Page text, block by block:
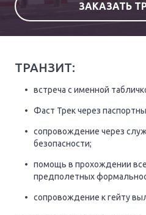
ЗАКАЗАТЬ
ТРАНЗИТ:
встреча с именной
Фаст Трек через
сопровождение через
безопасности;
помощь в прохождении
предполетных
сопровождение к гейту